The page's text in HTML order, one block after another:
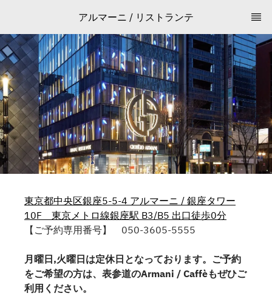
アルマーニ / リストランテ
東京都中央区銀座5-5-4 アルマーニ / 銀座タワー
10F 東京メトロ線銀座駅 B3/B5 出口徒歩0分
【ご予約専用番号】 050-3605-5555
月曜日,火曜日は定休日となっております。ご予約
をご希望の方は、表参道のArmani / Caffèもぜひご
利用ください。